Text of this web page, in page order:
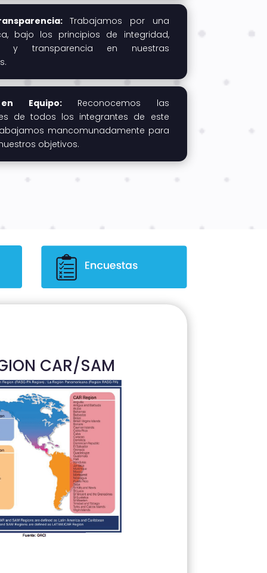
Trabajamos por una
bajo los principios de integridad,
y transparencia en nuestras
Equipo:Reconocemos las
de todos los integrantes de este
mancomunadamente para
objetivos.
CAR/SAM